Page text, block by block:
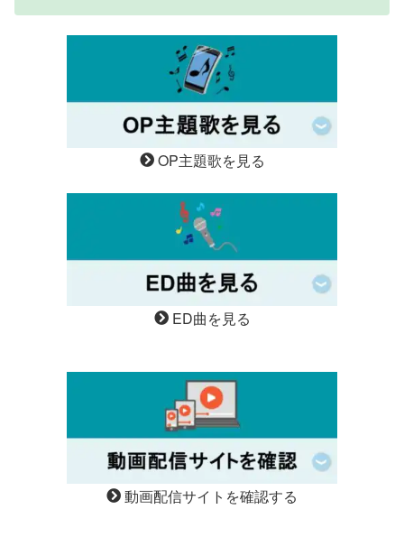
OP主題歌を見る
ED曲を見る
動画配信サイトを確認する